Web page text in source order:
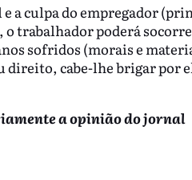
a culpa do empregador
o trabalhador poderá
sofridos (morais e
direito, cabe-lhe brigar por
a opinião do jornal